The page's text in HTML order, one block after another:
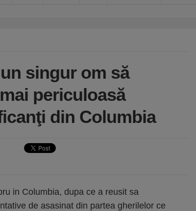
singur om să
periculoasă
din Columbia
in Columbia, dupa ce a reusit sa
de asasinat din partea gherilelor ce